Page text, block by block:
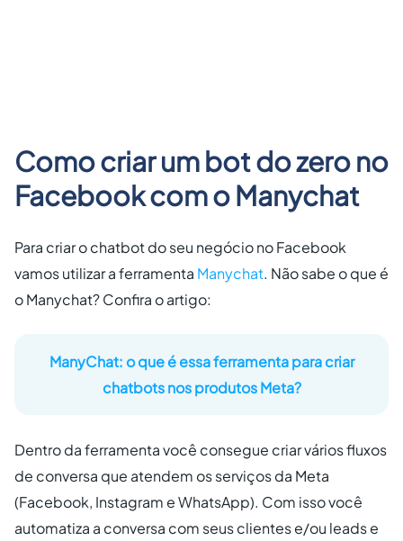
Como criar um bot do zero no
Facebook com o Manychat
Para criar o chatbot do seu negócio no Facebook
vamos utilizar a ferramenta Manychat. Não sabe o que é
o Manychat? Confira o artigo:
ManyChat: o que é essa ferramenta para criar
chatbots nos produtos Meta?
Dentro da ferramenta você consegue criar vários fluxos
de conversa que atendem os serviços da Meta
(Facebook, Instagram e WhatsApp). Com isso você
automatiza a conversa com seus clientes e/ou leads e